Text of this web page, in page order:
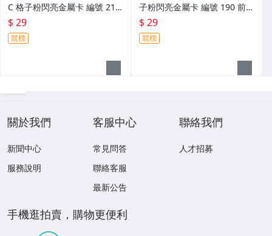
C 格子粉閃亮金屬卡 編號 213
前後圖
$ 29
競標
子粉閃亮金屬卡 編號 190 前後
圖
$ 29
競標
關於我們
新聞中心
服務說明
客服中心
常見問答
聯絡客服
最新公告
聯絡我們
人才招募
手機逛拍賣，購物更便利